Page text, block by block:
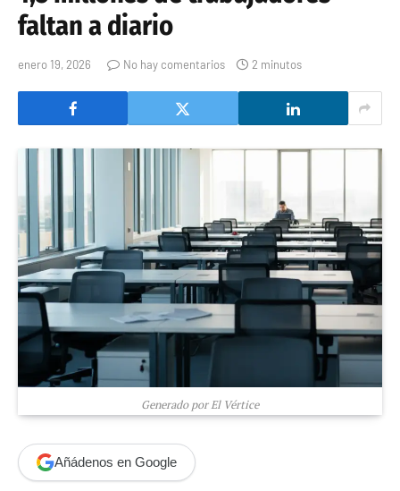
faltan a diario
enero 19, 2026 No hay comentarios 2 minutos
Generado por El Vértice
Añádenos en Google